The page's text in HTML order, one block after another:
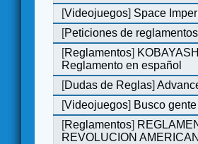
[Videojuegos] Space
[Peticiones de reglamentos
[Reglamentos]
Reglamento en español
[Dudas de Reglas]
[Videojuegos] Busco
[Reglamentos]
REVOLUCION